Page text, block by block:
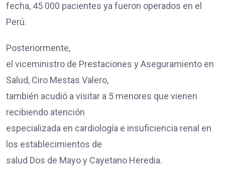
fecha, 45 000 pacientes ya fueron operados en el
Perú.
Posteriormente,
el viceministro de Prestaciones y Aseguramiento en
Salud, Ciro Mestas Valero,
también acudió a visitar a 5 menores que vienen
recibiendo atención
especializada en cardiología e insuficiencia renal en
los establecimientos de
salud Dos de Mayo y Cayetano Heredia.